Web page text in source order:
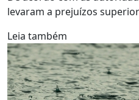
levaram a prejuízos
Leia também